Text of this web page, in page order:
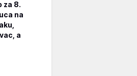
za 8.
na
a